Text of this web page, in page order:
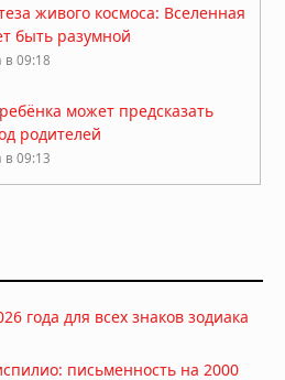
живого космоса: Вселенная
быть разумной
в 09:18
может предсказать
родителей
в 09:13
исследование
года для всех знаков зодиака
письменность на 2000